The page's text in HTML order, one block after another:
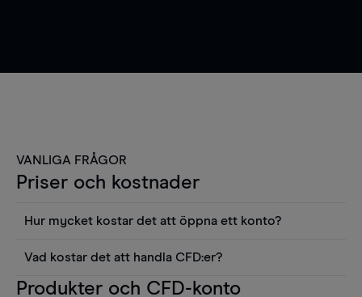
VANLIGA FRÅGOR
Priser och kostnader
Hur mycket kostar det att öppna ett konto?
använda sådana verktyg som diagram, Reuters
Vad kostar det att handla CFD:er?
Det är en rad kostnader att tänka på när man
Produkter och CFD-konto